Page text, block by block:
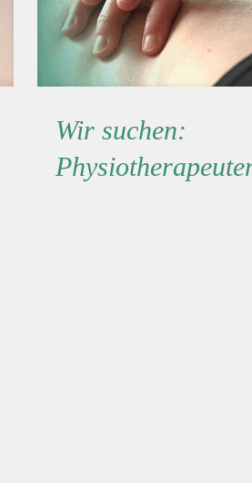
Wir suchen: